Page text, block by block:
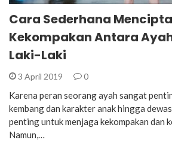
Cara Sederhana
Kekompakan Antara
Laki-Laki
3 April 2019 0
Karena peran seorang ayah sangat
kembang dan karakter anak hingga
penting untuk menjaga kekompakan dan
Namun,…